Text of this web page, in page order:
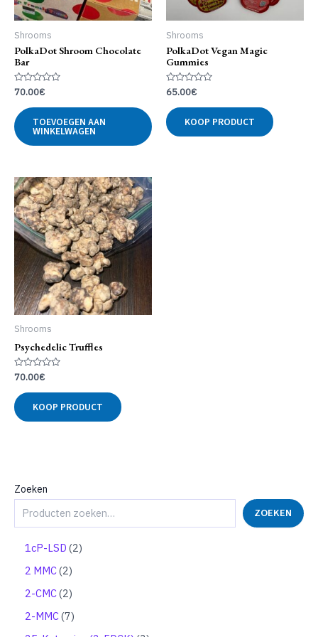
Zoeken
ZOEKEN
1cP-LSD 22
2 MMC 22
r
o
2-CMC 22
r
2-MMC 77
Shrooms
PolkaDot Shroom Chocolate
Bar
Gewaardeerd
5
70.00€
TOEVOEGEN AAN
WINKELWAGEN
Shrooms
PolkaDot Vegan Magic
Gummies
Gewaardeerd
uit
5
65.00€
KOOP PRODUCT
Shrooms
Psychedelic Truffles
Gewaardeerd
0
uit
5
70.00€
KOOP PRODUCT